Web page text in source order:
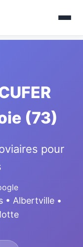
(73)
pour
• Albertville •